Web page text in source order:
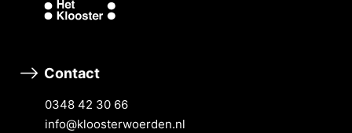
Contact
0348 42 30 66
info@kloosterwoerden.nl